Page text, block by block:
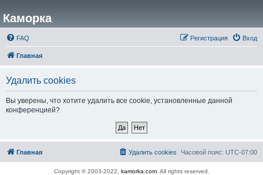
Каморка
FAQ Вход
Регистрация
Главная
Удалить cookies
Вы уверены, что хотите удалить все cookie, установленные данной
конференцией?
Главная Часовой пояс: UTC-07:00
Удалить cookies
Copyright © 2003-2022, kamorka.com. All rights reserved.